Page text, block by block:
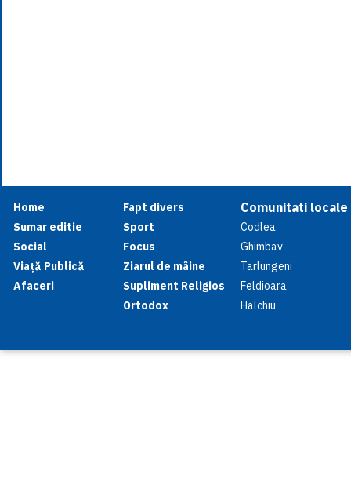
Home
Sumar editie
Social
Viață Publică
Afaceri
Fapt divers
Sport
Focus
Ziarul de mâine
Supliment Religios
Ortodox
Comunitati locale
Codlea
Ghimbav
Tarlungeni
Feldioara
Halchiu